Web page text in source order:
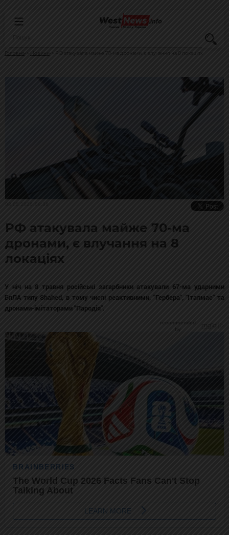
Головна Новини РФ атакувала майже 70-ма дронами, є влучання на 8 локаціях
РФ атакувала майже 70-ма
дронами, є влучання на 8
локаціях
У ніч на 8 травня російські загарбники атакували 67-ма ударними
БпЛА типу Shahed, в тому числі реактивними, "Гербера", "Італмас" та
дронами-імітаторами "Пародія".